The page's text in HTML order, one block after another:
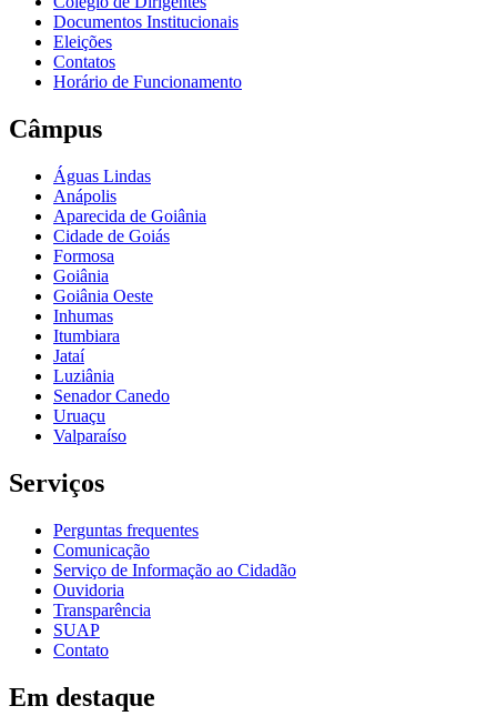
Documentos Institucionais
Eleições
Contatos
Horário de Funcionamento
Câmpus
Águas Lindas
Anápolis
Aparecida de Goiânia
Cidade de Goiás
Formosa
Goiânia
Goiânia Oeste
Inhumas
Itumbiara
Jataí
Luziânia
Senador Canedo
Uruaçu
Valparaíso
Serviços
Perguntas frequentes
Comunicação
Serviço de Informação ao Cidadão
Ouvidoria
Transparência
SUAP
Contato
Em destaque